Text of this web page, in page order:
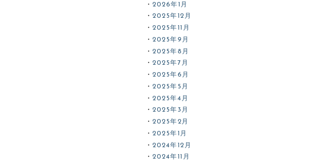
2026年1月
2025年12月
2025年11月
2025年9月
2025年8月
2025年7月
2025年6月
2025年5月
2025年4月
2025年3月
2025年2月
2025年1月
2024年12月
2024年11月